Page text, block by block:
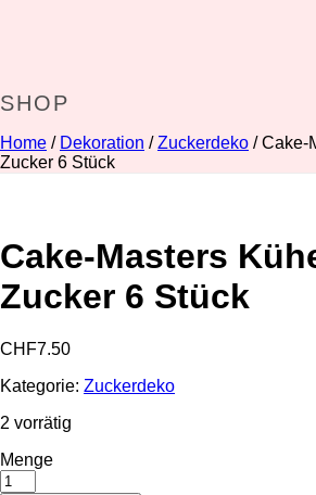
SHOP
Home / Dekoration / Zuckerdeko / Cake-
Zucker 6 Stück
Cake-Masters
Zucker 6 Stück
CHF7.50
Kategorie: Zuckerdeko
2 vorrätig
Menge